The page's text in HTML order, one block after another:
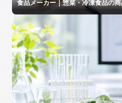
食品メーカー｜惣菜・冷凍食品の